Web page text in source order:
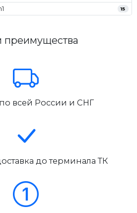
15
преимущества
всей России и СНГ
до терминала ТК